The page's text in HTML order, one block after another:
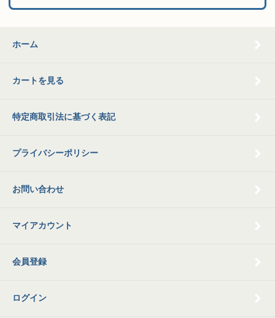
ホーム
カートを見る
特定商取引法に基づく表記
プライバシーポリシー
お問い合わせ
マイアカウント
会員登録
ログイン